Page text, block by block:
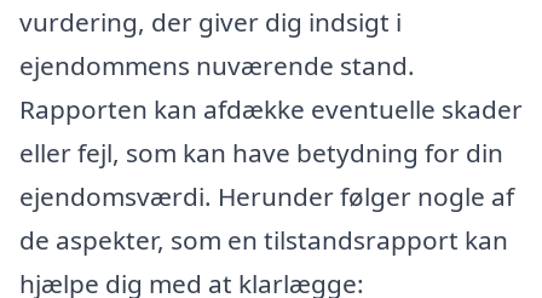
vurdering, der giver dig indsigt i
ejendommens nuværende stand.
Rapporten kan afdække eventuelle skader
eller fejl, som kan have betydning for din
ejendomsværdi. Herunder følger nogle af
de aspekter, som en tilstandsrapport kan
hjælpe dig med at klarlægge: